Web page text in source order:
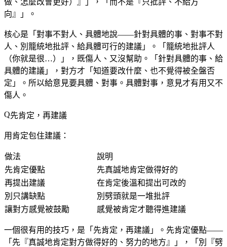
向』」。
核心是「對事不對人、具體地說——針對具體的事、對事不對
人、別籠統地批評、給具體可行的建議」。「籠統地批評人
（你就是很…）」，既傷人、又沒幫助。「針對具體的事、給
具體的建議」，對方才「知道要改什麼、也不覺得被全盤否
定」。所以給意見要具體、對事。具體對事，意見才有用又不
傷人。
先肯定，再建議
用肯定包住建議：
做法
說明
先肯定優點
先真誠地肯定做得好的
再提出建議
在肯定後溫和提出可改的
別只講缺點
別劈頭就是一堆批評
讓對方感覺被鼓勵
感覺被肯定才聽得進建議
一個很有用的技巧，是「先肯定，再建議」。先肯定優點——
「先『真誠地肯定對方做得好的、努力的地方』」，「別『劈